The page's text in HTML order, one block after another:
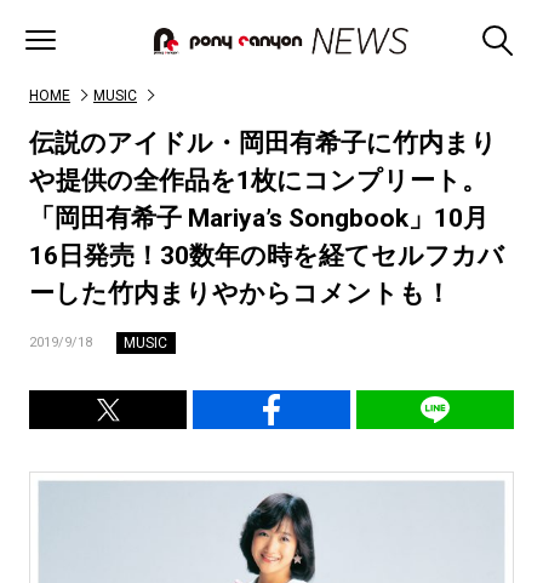
HOME MUSIC
伝説のアイドル・岡田有希子に竹内まり
や提供の全作品を1枚にコンプリート。
「岡田有希子 Mariya’s Songbook」10月
16日発売！30数年の時を経てセルフカバ
ーした竹内まりやからコメントも！
2019/9/18 MUSIC